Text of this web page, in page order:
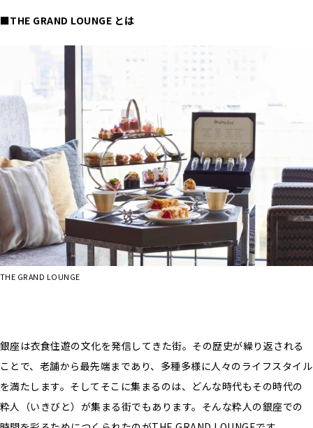
■THE GRAND LOUNGE とは
THE GRAND LOUNGE
銀座は衣食住遊の文化を発信してきた街。その歴史が繰り返される
ことで、老舗から最先端まであり、多種多様に人々のライフスタイル
を満たします。そしてそこに集まるのは、どんな時代もその時代の
粋人（いきびと）が集まる街でもあります。そんな粋人の銀座での